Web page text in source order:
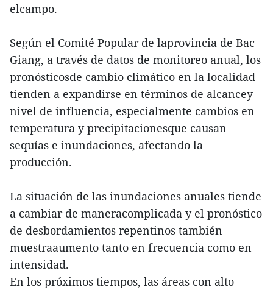
elcampo.
Según el Comité Popular de laprovincia de Bac
Giang, a través de datos de monitoreo anual, los
pronósticosde cambio climático en la localidad
tienden a expandirse en términos de alcancey
nivel de influencia, especialmente cambios en
temperatura y precipitacionesque causan
sequías e inundaciones, afectando la
producción.
La situación de las inundaciones anuales tiende
a cambiar de maneracomplicada y el pronóstico
de desbordamientos repentinos también
muestraaumento tanto en frecuencia como en
intensidad.
En los próximos tiempos, las áreas con alto